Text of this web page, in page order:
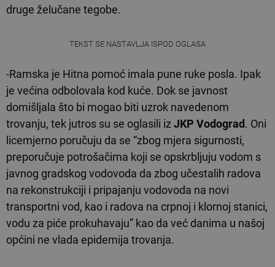
druge želučane tegobe.
TEKST SE NASTAVLJA ISPOD OGLASA
-Ramska je Hitna pomoć imala pune ruke posla. Ipak
je većina odbolovala kod kuće. Dok se javnost
domišljala što bi mogao biti uzrok navedenom
trovanju, tek jutros su se oglasili iz JKP Vodograd. Oni
licemjerno poručuju da se “zbog mjera sigurnosti,
preporučuje potrošačima koji se opskrbljuju vodom s
javnog gradskog vodovoda da zbog učestalih radova
na rekonstrukciji i pripajanju vodovoda na novi
transportni vod, kao i radova na crpnoj i klornoj stanici,
vodu za piće prokuhavaju” kao da već danima u našoj
općini ne vlada epidemija trovanja.